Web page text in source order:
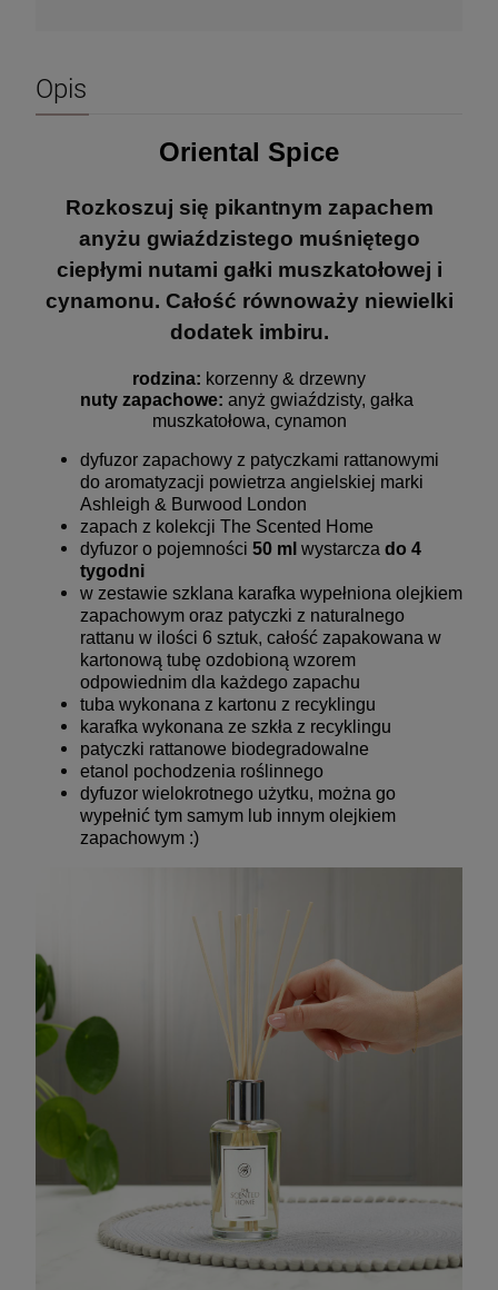
Opis
Oriental Spice
Rozkoszuj się pikantnym zapachem
anyżu gwiaździstego muśniętego
ciepłymi nutami gałki muszkatołowej i
cynamonu. Całość równoważy niewielki
dodatek imbiru.
rodzina: korzenny & drzewny
nuty zapachowe: anyż gwiaździsty, gałka
muszkatołowa, cynamon
dyfuzor zapachowy z patyczkami rattanowymi
do aromatyzacji powietrza angielskiej marki
Ashleigh & Burwood London
zapach z kolekcji The Scented Home
dyfuzor o pojemności 50 ml wystarcza do 4
tygodni
w zestawie szklana karafka wypełniona olejkiem
zapachowym oraz patyczki z naturalnego
rattanu w ilości 6 sztuk, całość zapakowana w
kartonową tubę ozdobioną wzorem
odpowiednim dla każdego zapachu
tuba wykonana z kartonu z recyklingu
karafka wykonana ze szkła z recyklingu
patyczki rattanowe biodegradowalne
etanol pochodzenia roślinnego
dyfuzor wielokrotnego użytku, można go
wypełnić tym samym lub innym olejkiem
zapachowym :)